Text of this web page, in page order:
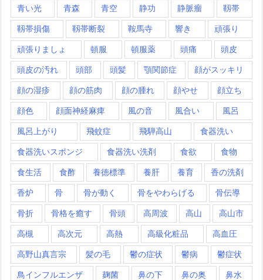
青い光 青森 青空 静功 静脈瘤 靱帯
靱帯損傷 靱帯断裂 鞍馬寺 響き 頑張り
頑張りましょ 頓服 頓服薬 頭痛 頭皮
頭皮の汚れ 頭部 頭髪 顎関節症 顔がスッキリ
顔の湿疹 顔の筋肉 顔の腫れ 顔やせ 顔立ち
顔色 顔面神経麻痺 風の音 風合い 風呂
風呂上がり 飛蚊症 飛騨高山 食器洗い
食器洗いスポンジ 食器洗い洗剤 食欲 食物
食生活 食酢 養徳標準 養肝 養育 香の洗剤
香炉 骨 骨が動く 骨をやわらげる 骨伝導
骨折 骨格を癒す 骨頭 高周波 高山 高山市
高槻 高次元 高熱 高級化粧品 高血圧
高野山真言宗 髪の毛 鬱の症状 鬱病 鬱症状
鳥インフルエンザ 麹菌 鼻の下 鼻の奥 鼻水